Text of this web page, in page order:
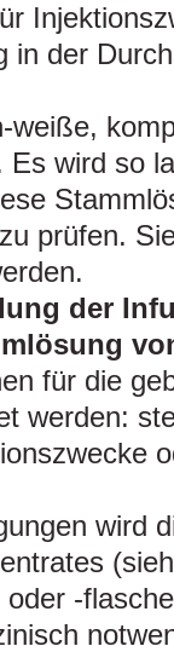
in der
weiße,
wird so
prüfen.
der
für die
werden:
wird